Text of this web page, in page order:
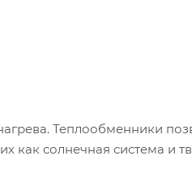
Теплообменники
как солнечная система и